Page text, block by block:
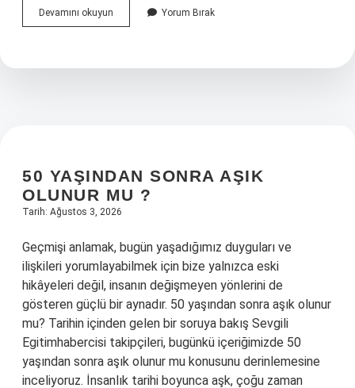
Devamını okuyun
nedir
bir
Yorum Bırak
50 YAŞINDAN SONRA AŞIK
OLUNUR MU ?
Tarih: Ağustos 3, 2026
Geçmişi anlamak, bugün yaşadığımız duyguları ve
ilişkileri yorumlayabilmek için bize yalnızca eski
hikâyeleri değil, insanın değişmeyen yönlerini de
gösteren güçlü bir aynadır. 50 yaşından sonra aşık olunur
mu? Tarihin içinden gelen bir soruya bakış Sevgili
Egitimhabercisi takipçileri, bugünkü içeriğimizde 50
yaşından sonra aşık olunur mu konusunu derinlemesine
inceliyoruz. İnsanlık tarihi boyunca aşk, çoğu zaman